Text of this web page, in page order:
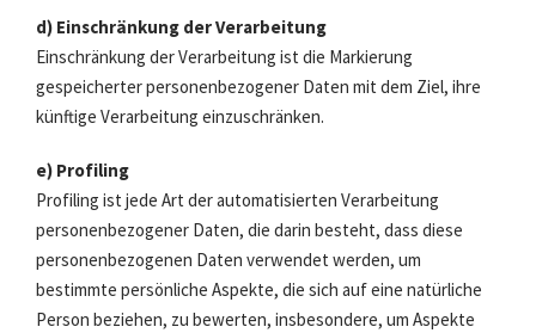
d) Einschränkung der Verarbeitung
Einschränkung der Verarbeitung ist die Markierung
gespeicherter personenbezogener Daten mit dem Ziel, ihre
künftige Verarbeitung einzuschränken.
e) Profiling
Profiling ist jede Art der automatisierten Verarbeitung
personenbezogener Daten, die darin besteht, dass diese
personenbezogenen Daten verwendet werden, um
bestimmte persönliche Aspekte, die sich auf eine natürliche
Person beziehen, zu bewerten, insbesondere, um Aspekte